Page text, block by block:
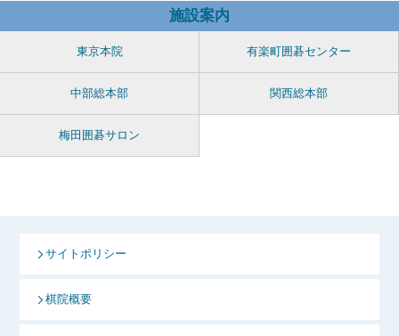
施設案内
東京本院 有楽町囲碁センター
中部総本部 関西総本部
梅田囲碁サロン
サイトポリシー
棋院概要